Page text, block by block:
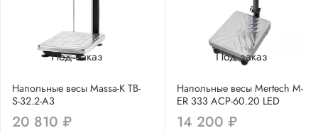
Под заказ
Напольные весы Massa-K TB-
S-32.2-A3
20 810 ₽
Под заказ
Напольные весы Mertech M-
ER 333 ACP-60.20 LED
14 200 ₽